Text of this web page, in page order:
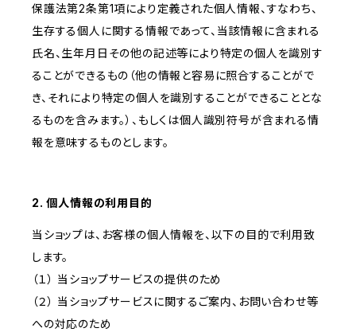
保護法第2条第1項により定義された個人情報、すなわち、
生存する個人に関する情報であって、当該情報に含まれる
氏名、生年月日その他の記述等により特定の個人を識別す
ることができるもの（他の情報と容易に照合することがで
き、それにより特定の個人を識別することができることとな
るものを含みます。）、もしくは個人識別符号が含まれる情
報を意味するものとします。
2. 個人情報の利用目的
当ショップは、お客様の個人情報を、以下の目的で利用致
します。
（１） 当ショップサービスの提供のため
（２） 当ショップサービスに関するご案内、お問い合わせ等
への対応のため